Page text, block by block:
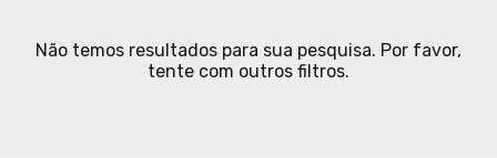
Não temos resultados para sua pesquisa. Por favor,
tente com outros filtros.